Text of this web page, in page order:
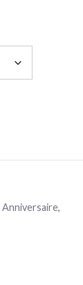
Anniversaire,